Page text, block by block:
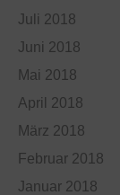
Juli 2018
Juni 2018
Mai 2018
April 2018
März 2018
Februar 2018
Januar 2018